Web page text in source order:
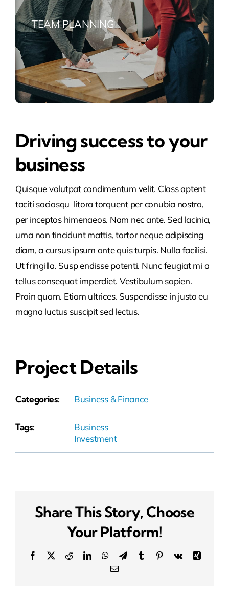
TEAM PLANNING
Driving success to your
business
Quisque volutpat condimentum velit. Class aptent
taciti sociosqu litora torquent per conubia nostra,
per inceptos himenaeos. Nam nec ante. Sed lacinia,
urna non tincidunt mattis, tortor neque adipiscing
diam, a cursus ipsum ante quis turpis. Nulla facilisi.
Ut fringilla. Susp endisse potenti. Nunc feugiat mi a
tellus consequat imperdiet. Vestibulum sapien.
Proin quam. Etiam ultrices. Suspendisse in justo eu
magna luctus suscipit sed lectus.
Project Details
Categories: Business & Finance
Tags:
Business
Investment
Share This Story, Choose
Your Platform!
Facebook
X RedditLinkedInWhatsApp
TelegramTumblrPinterestVk
Xing
E-